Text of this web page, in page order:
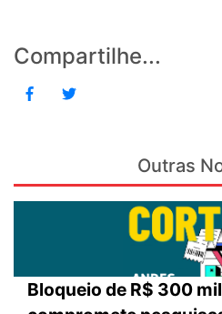
Compartilhe...
Outras
Bloqueio de R$ 300